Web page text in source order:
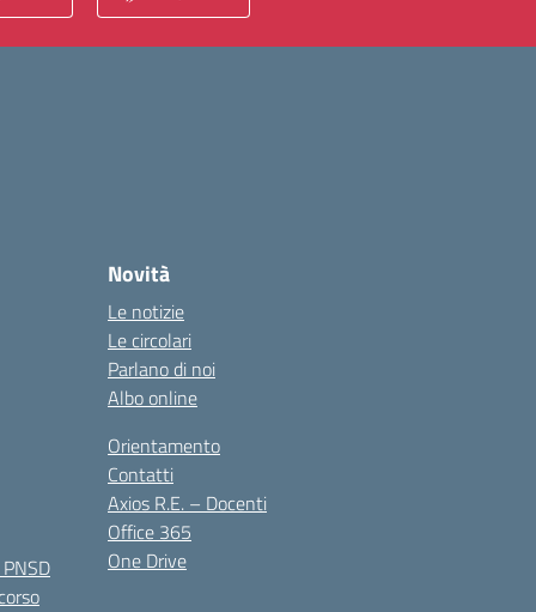
Novità
Le notizie
Le circolari
Parlano di noi
Albo online
Orientamento
Contatti
Axios R.E. – Docenti
Office 365
One Drive